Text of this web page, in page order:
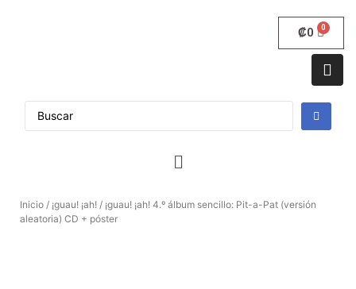
₡0
Inicio / ¡guau! ¡ah! / ¡guau! ¡ah! 4.º álbum sencillo: Pit-a-Pat (versión
aleatoria) CD + póster